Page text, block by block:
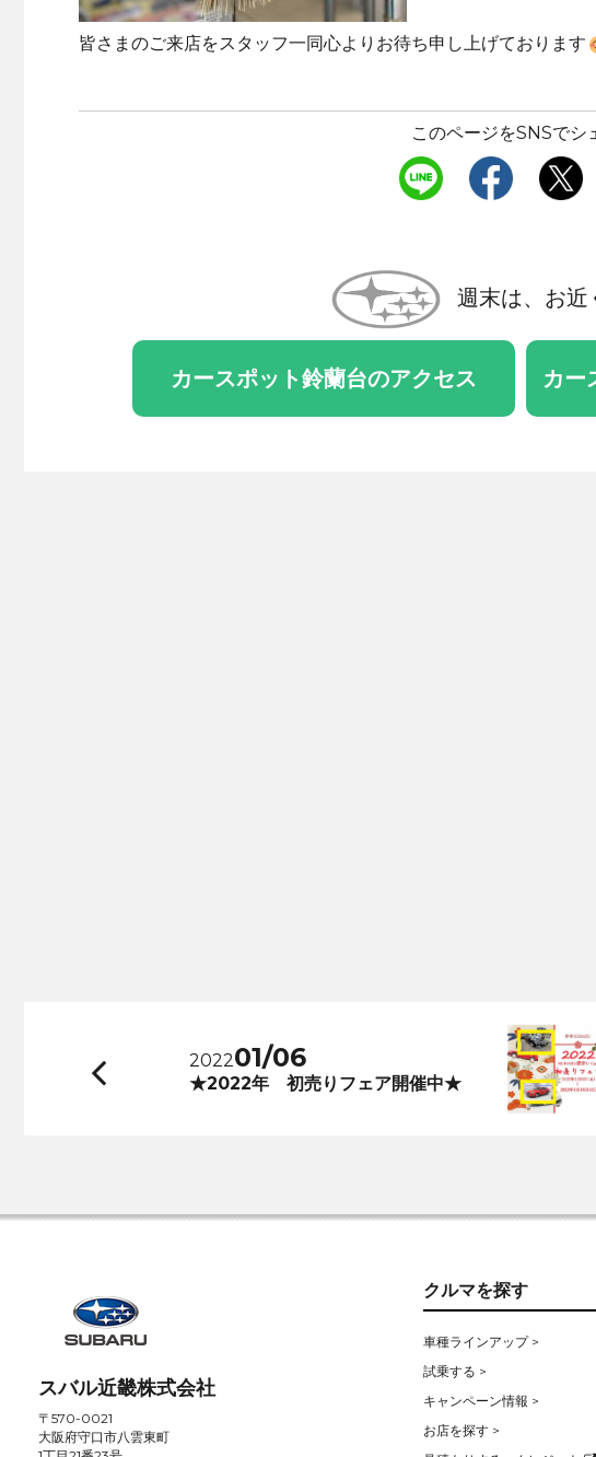
皆さまのご来店をスタッフ一同心よりお待ち申し上げております
このページをSNSでシ
週末は、お近
カースポット鈴蘭台のアクセス カー
202201/06
★2022年 初売りフェア開催中★
スバル近畿株式会社
〒570-0021
大阪府守口市八雲東町
クルマを探す
車種ラインアップ >
試乗する >
キャンペーン情報 >
お店を探す >